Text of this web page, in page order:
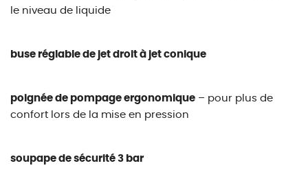
le niveau de liquide
buse réglable de jet droit à jet conique
poignée de pompage ergonomique – pour plus de
confort lors de la mise en pression
soupape de sécurité 3 bar